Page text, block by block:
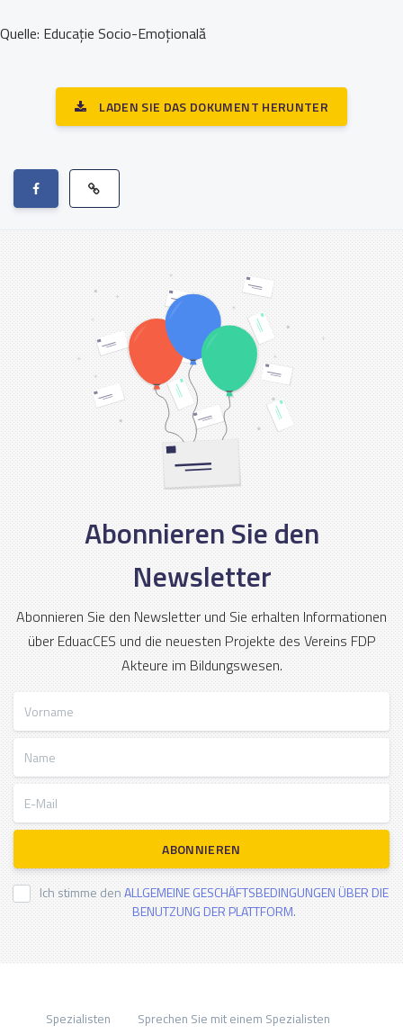
Quelle: Educație Socio-Emoțională
LADEN SIE DAS DOKUMENT HERUNTER
Abonnieren Sie den
Newsletter
Abonnieren Sie den Newsletter und Sie erhalten Informationen
über EduacCES und die neuesten Projekte des Vereins FDP
Akteure im Bildungswesen.
ABONNIEREN
Ich stimme denALLGEMEINE GESCHÄFTSBEDINGUNGEN ÜBER DIE
BENUTZUNG DER PLATTFORM.
Spezialisten
Sprechen Sie mit einem Spezialisten